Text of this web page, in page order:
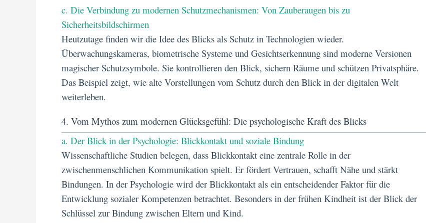
c. Die Verbindung zu modernen Schutzmechanismen: Von Zauberaugen bis zu
Sicherheitsbildschirmen
Heutzutage finden wir die Idee des Blicks als Schutz in Technologien wieder.
Überwachungskameras, biometrische Systeme und Gesichtserkennung sind moderne Versionen
magischer Schutzsymbole. Sie kontrollieren den Blick, sichern Räume und schützen Privatsphäre.
Das Beispiel zeigt, wie alte Vorstellungen vom Schutz durch den Blick in der digitalen Welt
weiterleben.
4. Vom Mythos zum modernen Glücksgefühl: Die psychologische Kraft des Blicks
a. Der Blick in der Psychologie: Blickkontakt und soziale Bindung
Wissenschaftliche Studien belegen, dass Blickkontakt eine zentrale Rolle in der
zwischenmenschlichen Kommunikation spielt. Er fördert Vertrauen, schafft Nähe und stärkt
Bindungen. In der Psychologie wird der Blickkontakt als ein entscheidender Faktor für die
Entwicklung sozialer Kompetenzen betrachtet. Besonders in der frühen Kindheit ist der Blick der
Schlüssel zur Bindung zwischen Eltern und Kind.